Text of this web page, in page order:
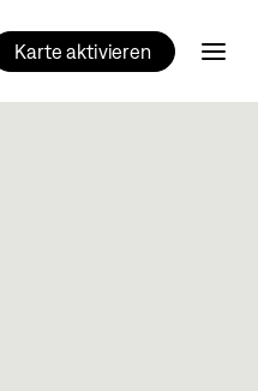
Karte aktivieren